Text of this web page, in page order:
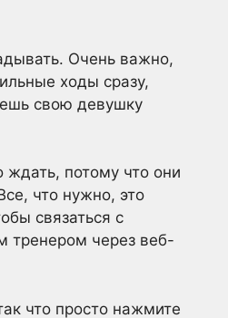
Очень важно,
ходы сразу,
свою девушку
потому что они
что нужно, это
связаться с
тренером через веб-
что просто нажмите